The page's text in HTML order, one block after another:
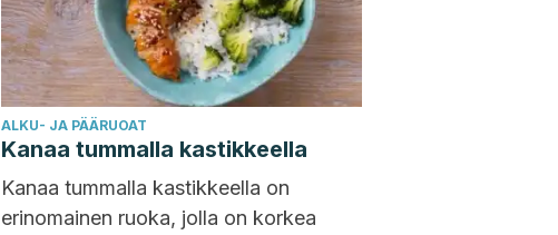
ALKU- JA PÄÄRUOAT
Kanaa tummalla kastikkeella
Kanaa tummalla kastikkeella on
erinomainen ruoka, jolla on korkea